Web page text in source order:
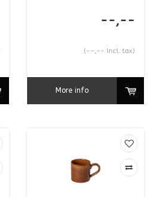
--,--
(--,-- Incl. tax)
More info